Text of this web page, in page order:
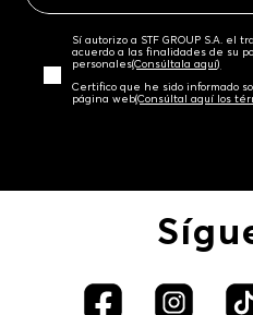
Sí autorizo a STF GROUP S.A. el
acuerdo a las finalidades de su
personales‎(Consúltala aquí)
Certifico que he sido informado
página web‎(Consúltal aquí los